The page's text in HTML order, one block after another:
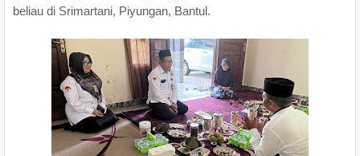
beliau di Srimartani, Piyungan, Bantul.